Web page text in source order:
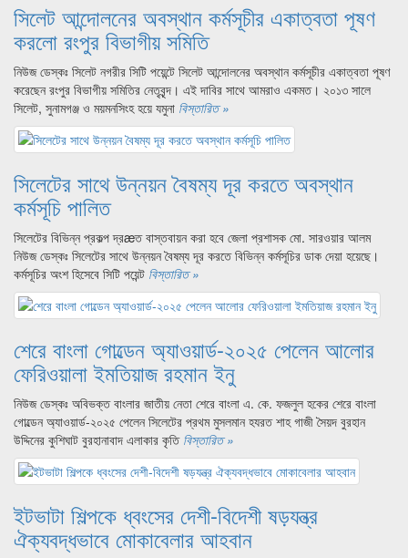
সিলেট আন্দোলনের অবস্থান কর্মসূচীর একাত্বতা পূষণ
করলো রংপুর বিভাগীয় সমিতি
নিউজ ডেস্কঃ সিলেট নগরীর সিটি পয়েন্টে সিলেট আন্দোলনের অবস্থান কর্মসূচীর একাত্বতা পূষণ
করেছেন রংপুর বিভাগীয় সমিতির নেতৃবৃন্দ। এই দাবির সাথে আমরাও একমত। ২০১৩ সালে
সিলেট, সুনামগঞ্জ ও ময়মনসিংহ হয়ে যমুনা বিস্তারিত »
সিলেটের সাথে উন্নয়ন বৈষম্য দূর করতে অবস্থান
কর্মসূচি পালিত
সিলেটের বিভিন্ন প্রকল্প দ্রæত বাস্তবায়ন করা হবে জেলা প্রশাসক মো. সারওয়ার আলম
নিউজ ডেস্কঃ সিলেটের সাথে উন্নয়ন বৈষম্য দূর করতে বিভিন্ন কর্মসূচির ডাক দেয়া হয়েছে।
কর্মসূচির অংশ হিসেবে সিটি পয়েন্ট বিস্তারিত »
শেরে বাংলা গোল্ডেন অ্যাওয়ার্ড-২০২৫ পেলেন আলোর
ফেরিওয়ালা ইমতিয়াজ রহমান ইনু
নিউজ ডেস্কঃ অবিভক্ত বাংলার জাতীয় নেতা শেরে বাংলা এ. কে. ফজলুল হকের শেরে বাংলা
গোল্ডেন অ্যাওয়ার্ড-২০২৫ পেলেন সিলেটের প্রথম মুসলমান হযরত শাহ গাজী সৈয়দ বুরহান
উদ্দিনের কুশিঘাট বুরহানাবাদ এলাকার কৃতিবিস্তারিত »
ইটভাটা শিল্পকে ধ্বংসের দেশী-বিদেশী ষড়যন্ত্র
ঐক্যবদ্ধভাবে মোকাবেলার আহবান